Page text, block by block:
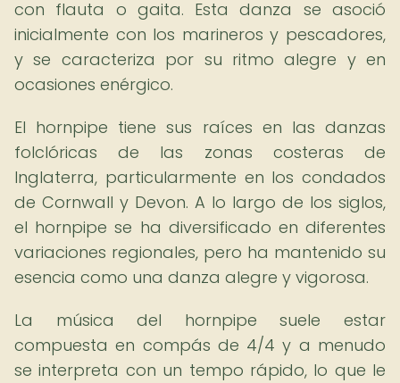
con flauta o gaita. Esta danza se asoció
inicialmente con los marineros y pescadores,
y se caracteriza por su ritmo alegre y en
ocasiones enérgico.
El hornpipe tiene sus raíces en las danzas
folclóricas de las zonas costeras de
Inglaterra, particularmente en los condados
de Cornwall y Devon. A lo largo de los siglos,
el hornpipe se ha diversificado en diferentes
variaciones regionales, pero ha mantenido su
esencia como una danza alegre y vigorosa.
La música del hornpipe suele estar
compuesta en compás de 4/4 y a menudo
se interpreta con un tempo rápido, lo que le